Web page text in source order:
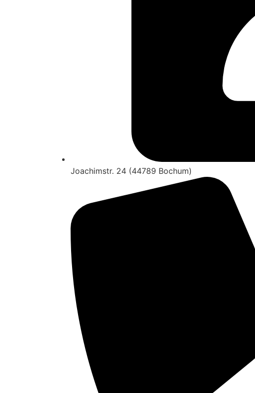
Joachimstr. 24 (44789 Bochum)